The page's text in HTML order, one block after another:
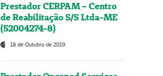
Prestador CERPAM – Centro
de Reabilitação S/S Ltda-ME
(52004274-8)
18 de Outubro de 2019